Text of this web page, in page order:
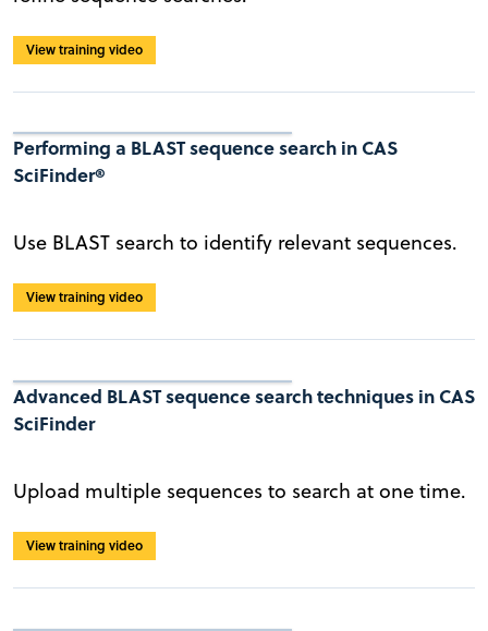
View training video
Performing a BLAST sequence search in CAS
SciFinder®
Use BLAST search to identify relevant sequences.
View training video
Advanced BLAST sequence search techniques in CAS
SciFinder
Upload multiple sequences to search at one time.
View training video